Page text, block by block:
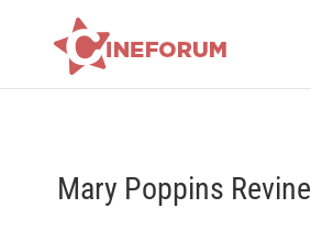
Mary Poppins Revine